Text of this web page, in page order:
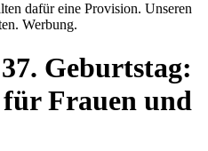
dafür eine Provision. Unseren
Werbung.
Geburtstag:
Frauen und